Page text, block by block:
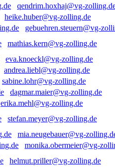
qendrim.hoxhaj@vg-
heike.huber@vg-zolling.de
gebuehren.steuern@vg-
mathias.kern@vg-zolling.de
eva.knoeckl@vg-zolling.de
andrea.liebl@vg-zolling.de
sabine.lohr@vg-zolling.de
dagmar.maier@vg-zolling.de
erika.mehl@vg-zolling.de
stefan.meyer@vg-zolling.de
mia.neugebauer@vg-
monika.obermeier@vg-
helmut.priller@vg-zolling.de